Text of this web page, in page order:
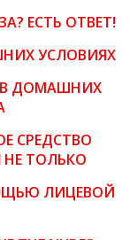
ЕСТЬ ОТВЕТ!
УСЛОВИЯХ
В ДОМАШНИХ
СРЕДСТВО
ТОЛЬКО
ЛИЦЕВОЙ